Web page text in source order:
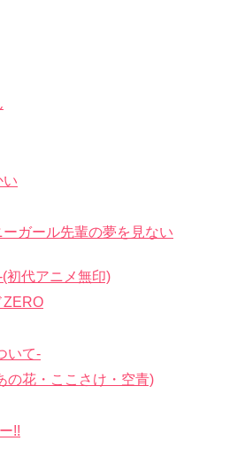
い
ガール先輩の夢を見ない
初代アニメ無印)
ZERO
いて-
の花・ここさけ・空青)
!!